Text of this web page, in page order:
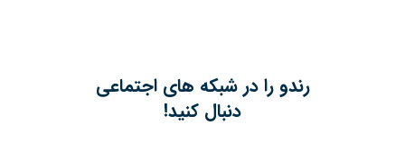
رندو را در شبکه های اجتماعی
دنبال کنید!